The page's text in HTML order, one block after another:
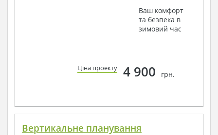
Ваш комфорт
та безпека в
зимовий час
Ціна проекту 4 900 грн.
Вертикальне планування